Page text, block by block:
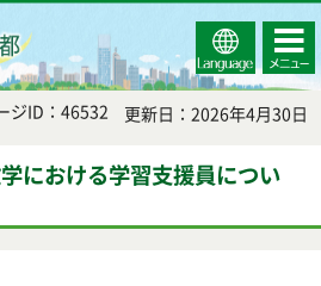
Select
Language
コンテ
ンツメ
ニュー
ジID：46532 更新日：2026年4月30日
における学習支援員につい